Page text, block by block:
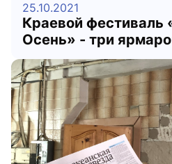
25.10.2021
Краевой фестиваль
Осень» - три